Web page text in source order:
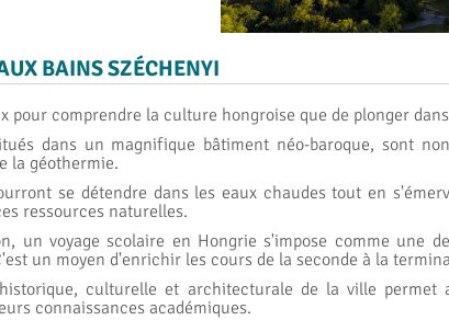
BAINS SZÉCHENYI
pour comprendre la culture hongroise que de plonger
dans un magnifique bâtiment néo-baroque, sont
la géothermie.
se détendre dans les eaux chaudes tout en
ressources naturelles.
un voyage scolaire en Hongrie s'impose comme une
un moyen d'enrichir les cours de la seconde à la
culturelle et architecturale de la ville permet
connaissances académiques.